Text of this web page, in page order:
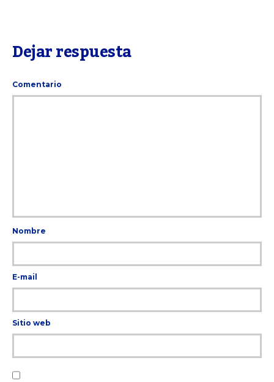
Dejar respuesta
Comentario
Nombre
E-mail
Sitio web